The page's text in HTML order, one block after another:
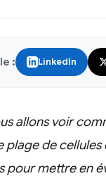
: LinkedIn
allons voir
plage de
pour mettre en